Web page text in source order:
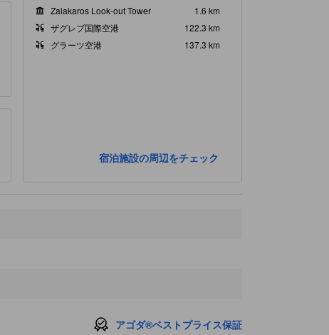
Zalakaros Look-out Tower
1.6 km
ザグレブ国際空港
122.3 km
グラーツ空港
137.3 km
宿泊施設の周辺をチェック
アゴダ®ベストプライス保証